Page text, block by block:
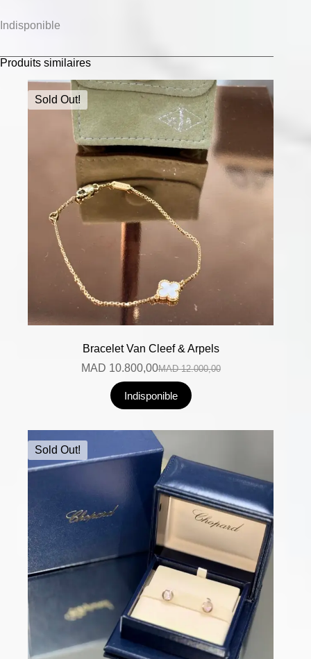
Indisponible
Produits similaires
Sold Out!
Bracelet Van Cleef & Arpels
MAD12.000,00
MAD 10.800,00
Indisponible
Sold Out!